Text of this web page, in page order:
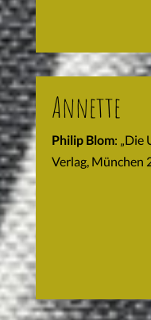
Annette
Philip Blom: „Die
Verlag, München